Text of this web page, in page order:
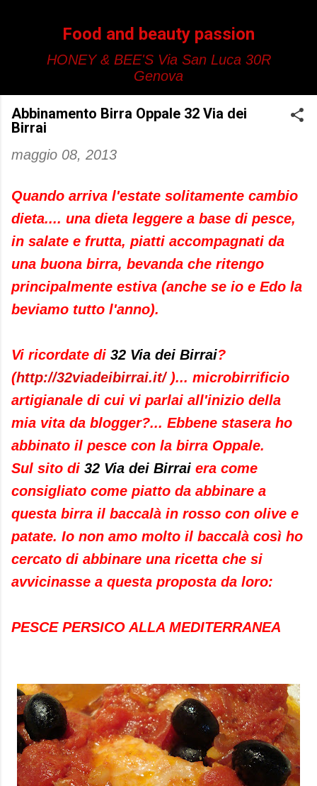
Food and beauty passion
HONEY & BEE'S Via San Luca 30R
Genova
Abbinamento Birra Oppale 32 Via dei
Birrai
maggio 08, 2013
Quando arriva l'estate solitamente cambio
dieta.... una dieta leggere a base di pesce,
in salate e frutta, piatti accompagnati da
una buona birra, bevanda che ritengo
principalmente estiva (anche se io e Edo la
beviamo tutto l'anno).
Vi ricordate di 32 Via dei Birrai?
(http://32viadeibirrai.it/)... microbirrificio
artigianale di cui vi parlai all'inizio della
mia vita da blogger?... Ebbene stasera ho
abbinato il pesce con la birra Oppale.
Sul sito di 32 Via dei Birrai era come
consigliato come piatto da abbinare a
questa birra il baccalà in rosso con olive e
patate. Io non amo molto il baccalà così ho
cercato di abbinare una ricetta che si
avvicinasse a questa proposta da loro:
PESCE PERSICO ALLA MEDITERRANEA